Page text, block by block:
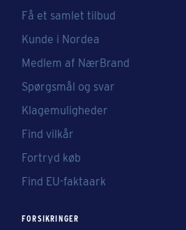
Få et samlet tilbud
Kunde i Nordea
Medlem af NærBrand
Spørgsmål og svar
Klagemuligheder
Find vilkår
Fortryd køb
Find EU-faktaark
FORSIKRINGER